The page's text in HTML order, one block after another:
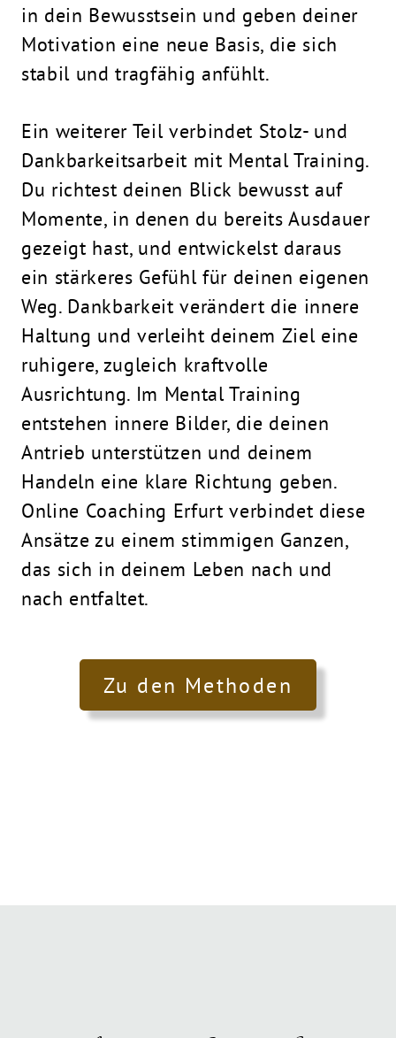
in dein Bewusstsein und geben deiner
Motivation eine neue Basis, die sich
stabil und tragfähig anfühlt.
Ein weiterer Teil verbindet Stolz- und
Dankbarkeitsarbeit mit Mental Training.
Du richtest deinen Blick bewusst auf
Momente, in denen du bereits Ausdauer
gezeigt hast, und entwickelst daraus
ein stärkeres Gefühl für deinen eigenen
Weg. Dankbarkeit verändert die innere
Haltung und verleiht deinem Ziel eine
ruhigere, zugleich kraftvolle
Ausrichtung. Im Mental Training
entstehen innere Bilder, die deinen
Antrieb unterstützen und deinem
Handeln eine klare Richtung geben.
Online Coaching Erfurt verbindet diese
Ansätze zu einem stimmigen Ganzen,
das sich in deinem Leben nach und
nach entfaltet.
Zu den Methoden